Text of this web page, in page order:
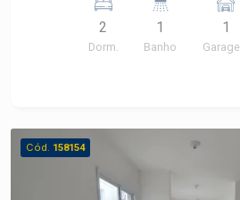
Piso e pintura novas O condomínio oferece:
Campo de futebol,
jardim, estacionamento para
2
Dorm.
1
Banho
1
Cód. 158154